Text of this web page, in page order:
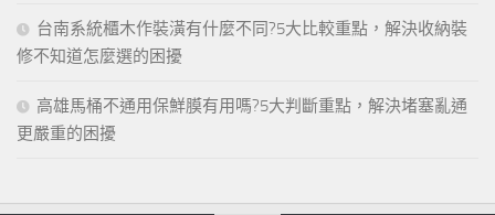
台南系統櫃木作裝潢有什麼不同?5大比較重點，解決收納裝
修不知道怎麼選的困擾
高雄馬桶不通用保鮮膜有用嗎?5大判斷重點，解決堵塞亂通
更嚴重的困擾